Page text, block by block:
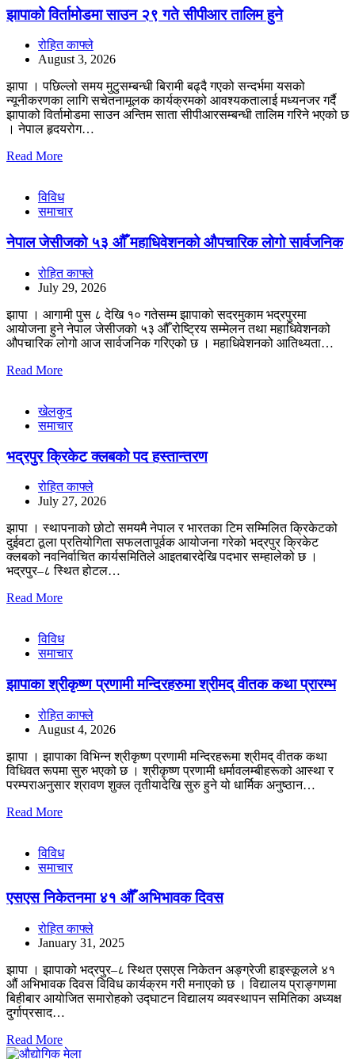
झापाको विर्तामोडमा साउन २९ गते सीपीआर तालिम हुने
रोहित काफ्ले
August 3, 2026
झापा । पछिल्लो समय मुटुसम्बन्धी बिरामी बढ्दै गएको सन्दर्भमा यसको
न्यूनीकरणका लागि सचेतनामूलक कार्यक्रमको आवश्यकतालाई मध्यनजर गर्दै
झापाको विर्तामोडमा साउन अन्तिम साता सीपीआरसम्बन्धी तालिम गरिने भएको छ
। नेपाल हृदयरोग…
Read More
विविध
समाचार
नेपाल जेसीजको ५३ औँ महाधिवेशनको औपचारिक लोगो सार्वजनिक
रोहित काफ्ले
July 29, 2026
झापा । आगामी पुस ८ देखि १० गतेसम्म झापाको सदरमुकाम भद्रपुरमा
आयोजना हुने नेपाल जेसीजको ५३ औँ रोष्ट्रिय सम्मेलन तथा महाधिवेशनको
औपचारिक लोगो आज सार्वजनिक गरिएको छ । महाधिवेशनको आतिथ्यता…
Read More
खेलकुद
समाचार
भद्रपुर क्रिकेट क्लबको पद हस्तान्तरण
रोहित काफ्ले
July 27, 2026
झापा । स्थापनाको छोटो समयमै नेपाल र भारतका टिम सम्मिलित क्रिकेटको
दुईवटा ठूला प्रतियोगिता सफलतापूर्वक आयोजना गरेको भद्रपुर क्रिकेट
क्लबको नवनिर्वाचित कार्यसमितिले आइतबारदेखि पदभार सम्हालेको छ ।
भद्रपुर–८ स्थित होटल…
Read More
विविध
समाचार
झापाका श्रीकृष्ण प्रणामी मन्दिरहरुमा श्रीमद् वीतक कथा प्रारम्भ
रोहित काफ्ले
August 4, 2026
झापा । झापाका विभिन्न श्रीकृष्ण प्रणामी मन्दिरहरूमा श्रीमद् वीतक कथा
विधिवत रूपमा सुरु भएको छ । श्रीकृष्ण प्रणामी धर्मावलम्बीहरूको आस्था र
परम्पराअनुसार श्रावण शुक्ल तृतीयादेखि सुरु हुने यो धार्मिक अनुष्ठान…
Read More
विविध
समाचार
एसएस निकेतनमा ४१ औँ अभिभावक दिवस
रोहित काफ्ले
January 31, 2025
झापा । झापाको भद्रपुर–८ स्थित एसएस निकेतन अङ्ग्रेजी हाइस्कूलले ४१
औं अभिभावक दिवस विविध कार्यक्रम गरी मनाएको छ । विद्यालय प्राङ्गणमा
बिहीबार आयोजित समारोहको उद्घाटन विद्यालय व्यवस्थापन समितिका अध्यक्ष
दुर्गाप्रसाद…
Read More